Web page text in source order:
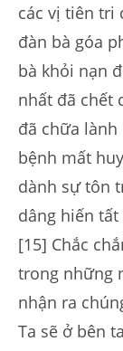
các vị tiên tri
đàn bà góa
bà khỏi nạn
nhất đã chết
đã chữa
bệnh mất
dành sự tôn
dâng hiến
[15] Chắc
trong những
nhận ra
Ta sẽ ở bên